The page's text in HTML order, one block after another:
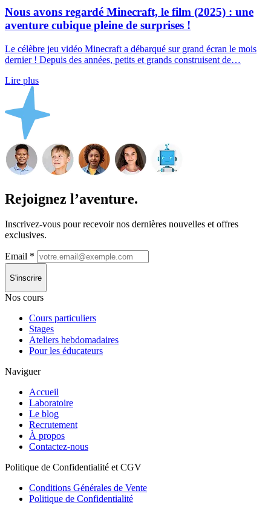
Nous avons regardé Minecraft, le film (2025) : une
aventure cubique pleine de surprises !
Le célèbre jeu vidéo Minecraft a débarqué sur grand écran le mois
dernier ! Depuis des années, petits et grands construisent de…
Lire plus
Rejoignez l’aventure.
Inscrivez-vous pour recevoir nos dernières nouvelles et offres
exclusives.
Email *
S'inscrire
Nos cours
Cours particuliers
Stages
Ateliers hebdomadaires
Pour les éducateurs
Naviguer
Accueil
Laboratoire
Le blog
Recrutement
À propos
Contactez-nous
Politique de Confidentialité et CGV
Conditions Générales de Vente
Politique de Confidentialité